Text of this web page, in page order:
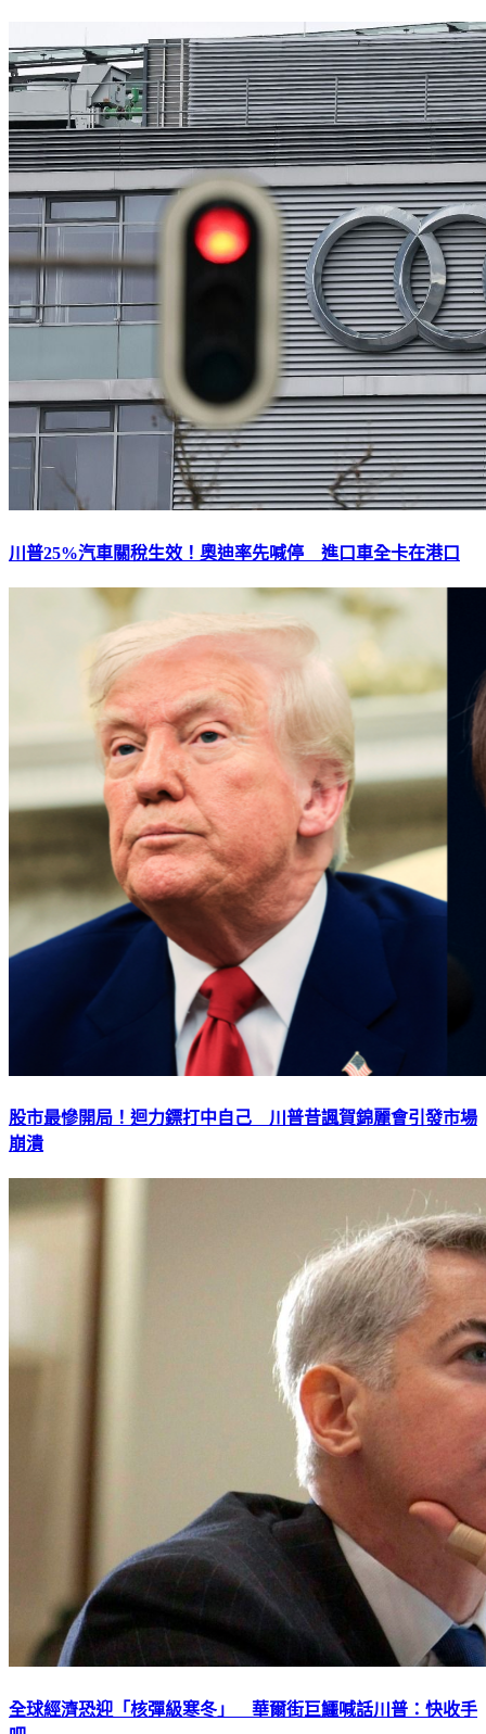
川普25%汽車關稅生效！奧迪率先喊停 進口車全卡在港口
股市最慘開局！迴力鏢打中自己 川普昔諷賀錦麗會引發市場
崩潰
全球經濟恐迎「核彈級寒冬」 華爾街巨鱷喊話川普：快收手